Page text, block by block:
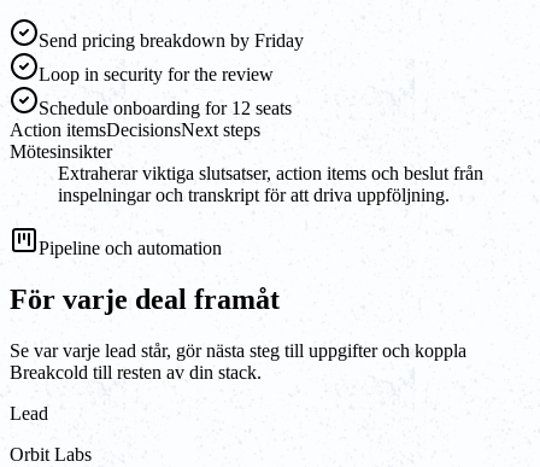
Send pricing breakdown by Friday
Loop in security for the review
Schedule onboarding for 12 seats
Action itemsDecisionsNext steps
Mötesinsikter
Extraherar viktiga slutsatser, action items och beslut från
inspelningar och transkript för att driva uppföljning.
Pipeline och automation
För varje deal framåt
Se var varje lead står, gör nästa steg till uppgifter och koppla
Breakcold till resten av din stack.
Lead
Orbit Labs